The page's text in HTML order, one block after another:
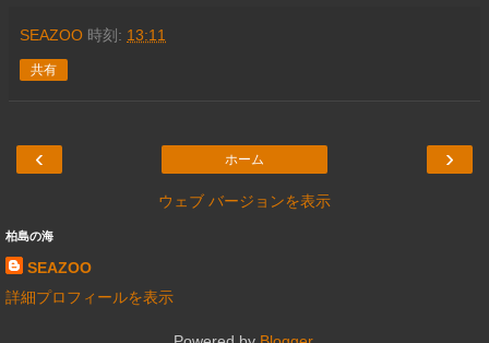
SEAZOO 時刻: 13:11
共有
‹ ›
ホーム
ウェブ バージョンを表示
柏島の海
SEAZOO
詳細プロフィールを表示